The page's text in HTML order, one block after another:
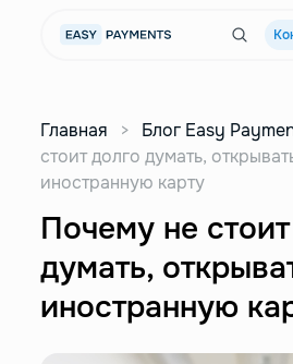
Главная > Блог Easy
стоит долго думать,
иностранную карту
Почему не
думать,
иностранную